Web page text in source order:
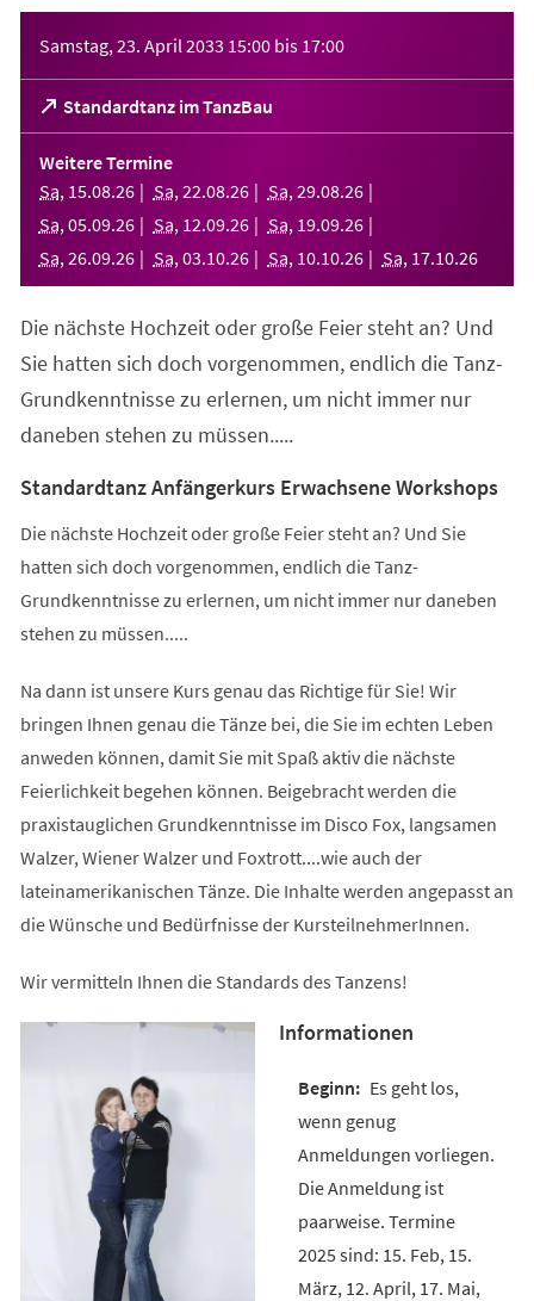
Samstag, 23. April 2033 15:00 bis 17:00
Standardtanz im TanzBau
(Öffnet
in
einem
neuen
Tab)
Weitere Termine
Sa, 15.08.26 Sa, 22.08.26 Sa, 29.08.26
Sa, 05.09.26 Sa, 12.09.26 Sa, 19.09.26
Sa, 26.09.26 Sa, 03.10.26 Sa, 10.10.26 Sa, 17.10.26
Die nächste Hochzeit oder große Feier steht an? Und
Sie hatten sich doch vorgenommen, endlich die Tanz-
Grundkenntnisse zu erlernen, um nicht immer nur
daneben stehen zu müssen.....
Standardtanz Anfängerkurs Erwachsene Workshops
Die nächste Hochzeit oder große Feier steht an? Und Sie
hatten sich doch vorgenommen, endlich die Tanz-
Grundkenntnisse zu erlernen, um nicht immer nur daneben
stehen zu müssen.....
Na dann ist unsere Kurs genau das Richtige für Sie! Wir
bringen Ihnen genau die Tänze bei, die Sie im echten Leben
anweden können, damit Sie mit Spaß aktiv die nächste
Feierlichkeit begehen können. Beigebracht werden die
praxistauglichen Grundkenntnisse im Disco Fox, langsamen
Walzer, Wiener Walzer und Foxtrott....wie auch der
lateinamerikanischen Tänze. Die Inhalte werden angepasst an
die Wünsche und Bedürfnisse der KursteilnehmerInnen.
Wir vermitteln Ihnen die Standards des Tanzens!
Informationen
Es geht los,
wenn genug
Anmeldungen vorliegen.
Die Anmeldung ist
paarweise. Termine
2025 sind: 15. Feb, 15.
März, 12. April, 17. Mai,